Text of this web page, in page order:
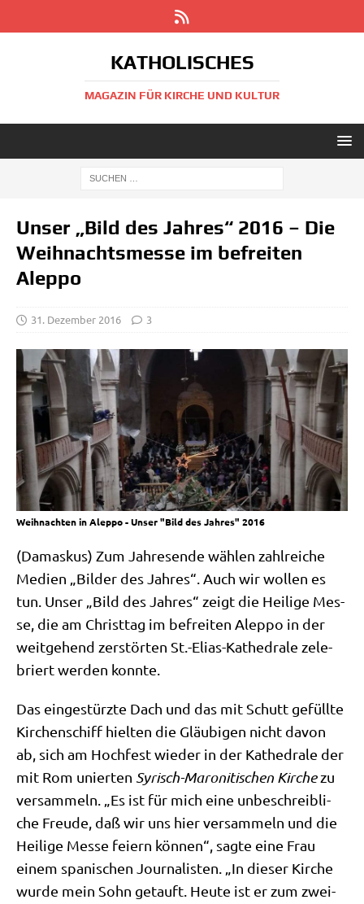
KATHOLISCHES
MAGAZIN FÜR KIRCHE UND KULTUR
Unser „Bild des Jahres“ 2016 – Die
Weihnachtsmesse im befreiten
Aleppo
31. Dezember 2016 3
Weihnachten in Aleppo - Unser "Bild des Jahres" 2016
(Damas­kus) Zum Jah­res­en­de wäh­len zahl­rei­che
Medi­en „Bil­der des Jah­res“. Auch wir wol­len es
tun. Unser „Bild des Jah­res“ zeigt die Hei­li­ge Mes­
se, die am Christ­tag im befrei­ten Alep­po in der
weit­ge­hend zer­stör­ten St.-Elias-Kathedrale zele­
briert wer­den konnte.
Das ein­ge­stürz­te Dach und das mit Schutt gefüll­te
Kir­chen­schiff hiel­ten die Gläu­bi­gen nicht davon
ab, sich am Hoch­fest wie­der in der Kathe­dra­le der
mit Rom unier­ten Syrisch-Maro­ni­ti­schen Kir­chezu
ver­sam­meln. „Es ist für mich eine unbe­schreib­li­
che Freu­de, daß wir uns hier ver­sam­meln und die
Hei­li­ge Mes­se fei­ern kön­nen“, sag­te eine Frau
einem spa­ni­schen Jour­na­li­sten. „In die­ser Kir­che
wur­de mein Sohn getauft. Heu­te ist er zum zwei­